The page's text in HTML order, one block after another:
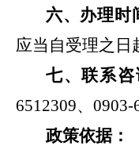
六、办理时
应当自受理之日
七、联系
6512309、0903-
政策依据：